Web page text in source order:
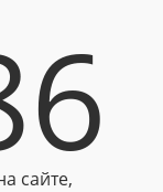
сайте,